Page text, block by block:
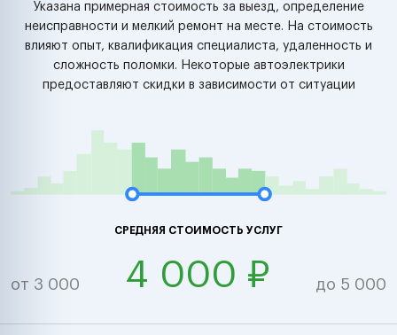
Указана примерная стоимость за выезд, определение
неисправности и мелкий ремонт на месте. На стоимость
влияют опыт, квалификация специалиста, удаленность и
сложность поломки. Некоторые автоэлектрики
предоставляют скидки в зависимости от ситуации
СРЕДНЯЯ СТОИМОСТЬ УСЛУГ
от 3 000 4 000 ₽ до 5 000